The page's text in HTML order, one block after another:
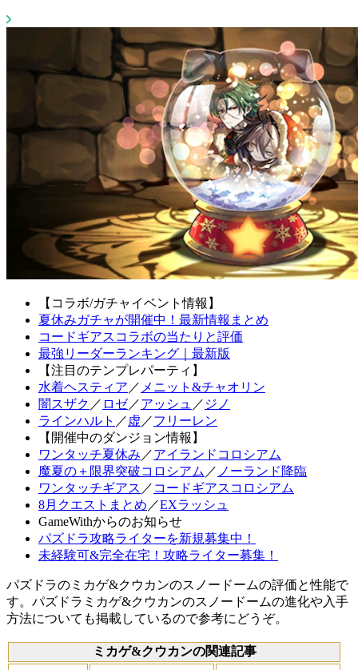
【コラボ/ガチャイベント情報】
夏休みガチャが開催中！最新情報まとめ
コードギアスコラボの当たりと評価
最強リーダーランキング｜最新版
【注目のテンプレパーティ】
水着ヘスティア ／ メニット&チャオリン
闇スザク ／ ロゼ／アッシュ ／ ジノ
ラインハルト ／ 虚 ／フリーレン
【開催中のダンジョン情報】
ワンタッチ夏休み ／アイランドコロシアム
魔夏の＋限界突破コロシアム ／ ノーランド降臨
ワンタッチギアス ／ コードギアスコロシアム
8月クエストまとめ ／EXラッシュ
GameWithからのお知らせ
パズドラ攻略ライターを新規募集中！
未経験可&完全在宅！攻略ライター募集！
パズドラのミカゲ&クウカンのスノードームの評価と性能で
す。パズドラミカゲ&クウカンのスノードームの進化や入手
方法についても掲載しているので参考にどうぞ。
ミカゲ&クウカンの関連記事